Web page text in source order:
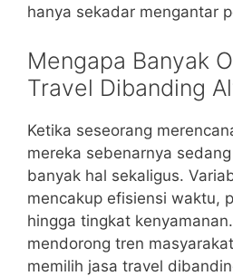
hanya sekadar mengantar
Mengapa Banyak
Travel Dibanding
Ketika seseorang
mereka sebenarnya
banyak hal sekaligus.
mencakup efisiensi waktu,
hingga tingkat
mendorong tren
memilih jasa travel